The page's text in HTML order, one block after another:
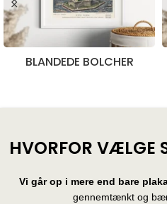
BLANDEDE BOLCHER
HVORFOR VÆLGE
Vi går op i mere end bare
gennemtænkt og